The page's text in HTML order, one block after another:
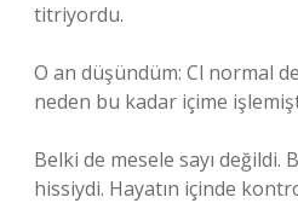
titriyordu.
O an düşündüm: Cl normal
neden bu kadar içime
Belki de mesele sayı
hissiydi. Hayatın içinde